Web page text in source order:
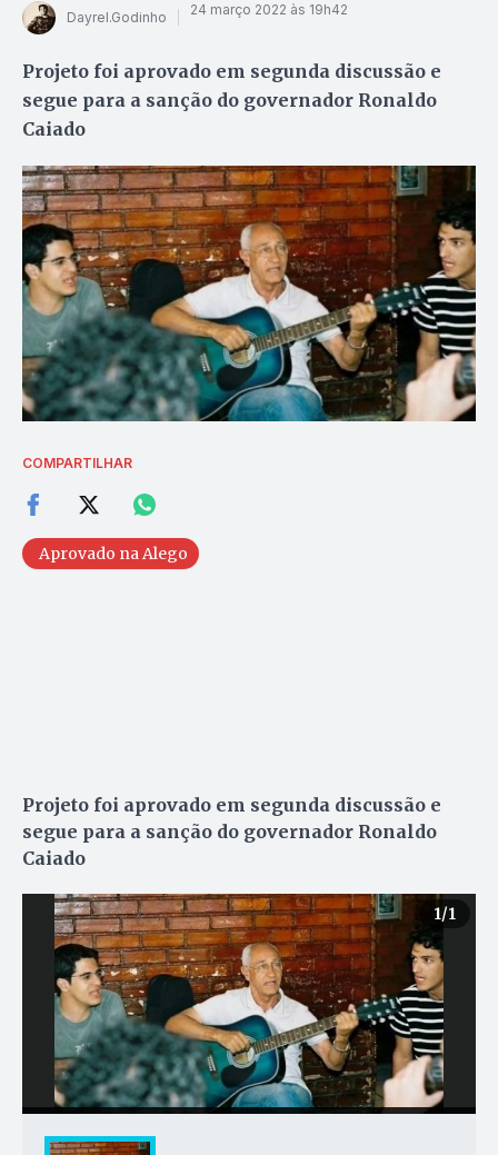
Dayrel.Godinho 24 março 2022 às 19h42
Projeto foi aprovado em segunda discussão e
segue para a sanção do governador Ronaldo
Caiado
COMPARTILHAR
Aprovado na Alego
Projeto foi aprovado em segunda discussão e
segue para a sanção do governador Ronaldo
Caiado
1/1